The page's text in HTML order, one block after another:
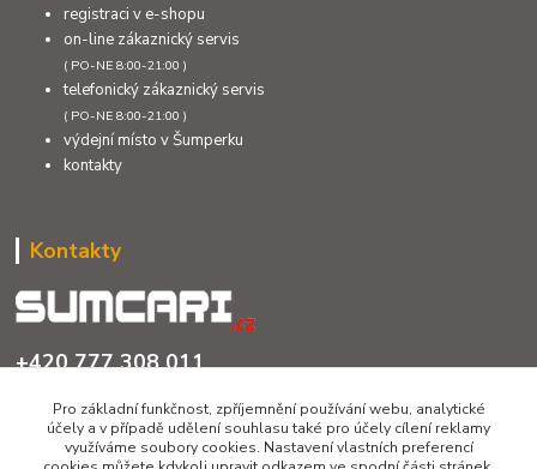
registraci v e-shopu
on-line zákaznický servis
( PO-NE 8:00-21:00 )
telefonický zákaznický servis
( PO-NE 8:00-21:00 )
výdejní místo v Šumperku
kontakty
Kontakty
+420 777 308 011
info@sumcari.cz
Pro základní funkčnost, zpříjemnění používání webu, analytické
účely a v případě udělení souhlasu také pro účely cílení reklamy
využíváme soubory cookies. Nastavení vlastních preferencí